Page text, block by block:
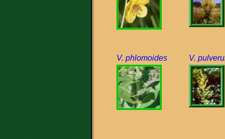
V. phlomoides V.